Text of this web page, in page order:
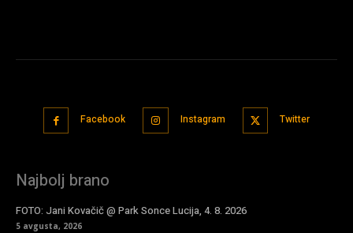
Facebook Instagram Twitter
Najbolj brano
FOTO: Jani Kovačič @ Park Sonce Lucija, 4. 8. 2026
5 avgusta, 2026